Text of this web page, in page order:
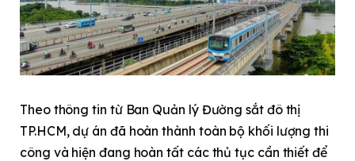
Theo thông tin từ Ban Quản lý Đường sắt đô thị
TP.HCM, dự án đã hoàn thành toàn bộ khối lượng thi
công và hiện đang hoàn tất các thủ tục cần thiết để